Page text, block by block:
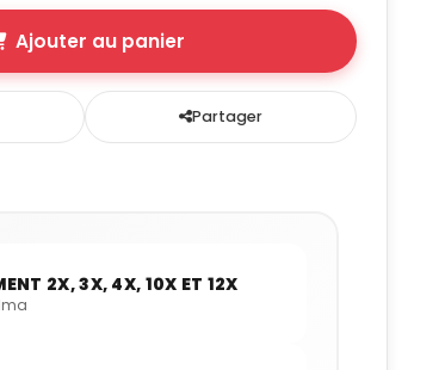
Ajouter au panier
Partager
2X, 3X, 4X, 10X ET 12X